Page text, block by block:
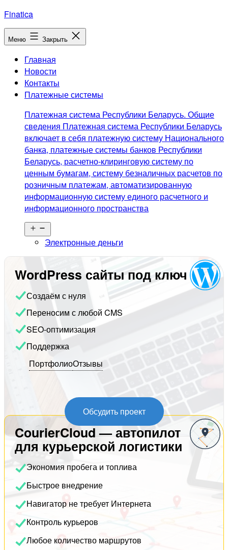
Перейти
к
содержимому
Finatica
Меню Закрыть
Главная
Новости
Контакты
Платежные системы
Платежная система Республики Беларусь. Общие
сведения Платежная система Республики Беларусь
включает в себя платежную систему Национального
банка, платежные системы банков Республики
Беларусь, расчетно-клиринговую систему по
ценным бумагам, систему безналичных расчетов по
розничным платежам, автоматизированную
информационную систему единого расчетного и
информационного пространства
меню
Электронные деньги
WordPress сайты под ключ
Создаём с нуля
Переносим с любой CMS
SEO-оптимизация
Поддержка
ПортфолиоОтзывы
Обсудить проект
CourierCloud — автопилот
для курьерской логистики
Экономия пробега и топлива
Быстрое внедрение
Навигатор не требует Интернета
Контроль курьеров
Любое количество маршрутов